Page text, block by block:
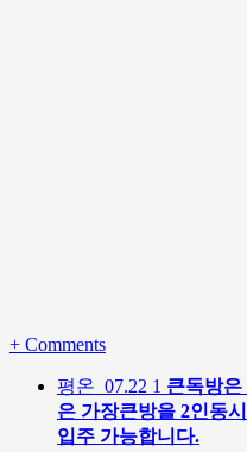
+ Comments
평온 07.22 1 큰독방
은 가장큰방을 2인동
입주 가능합니다.